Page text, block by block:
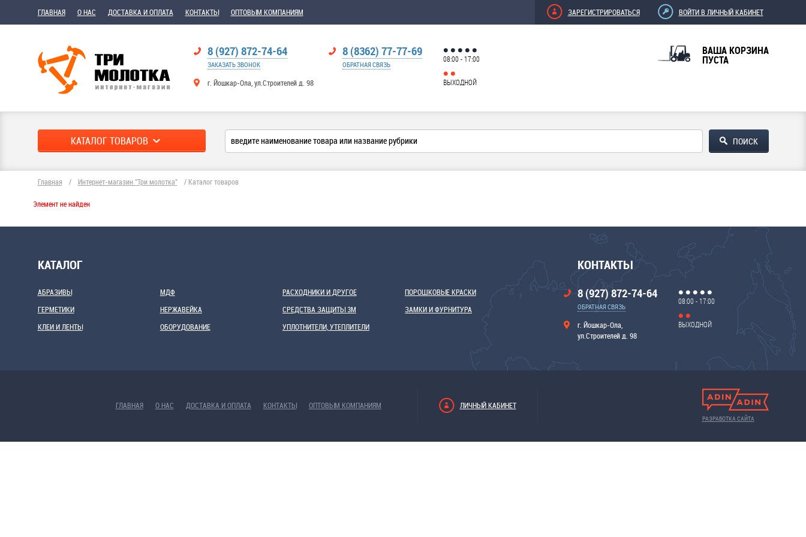
ГЛАВНАЯ О НАС ДОСТАВКА И ОПЛАТА КОНТАКТЫ ОПТОВЫМ КОМПАНИЯМ ЗАРЕГИСТРИРОВАТЬСЯ ВОЙТИ В ЛИЧНЫЙ КАБИНЕТ
8 (927) 872-74-64
ЗАКАЗАТЬ ЗВОНОК
г. Йошкар-Ола, ул.Строителей д. 98
8 (8362) 77-77-69
ОБРАТНАЯ СВЯЗЬ
08:00 - 17:00
ВЫХОДНОЙ
ВАША КОРЗИНА
ПУСТА
КАТАЛОГ ТОВАРОВ
Главная / Интернет-магазин "Три молотка" / Каталог товаров
Элемент не найден
КАТАЛОГ
АБРАЗИВЫ
ГЕРМЕТИКИ
КЛЕИ И ЛЕНТЫ
МДФ
НЕРЖАВЕЙКА
ОБОРУДОВАНИЕ
РАСХОДНИКИ И ДРУГОЕ
СРЕДСТВА ЗАЩИТЫ 3М
УПЛОТНИТЕЛИ, УТЕПЛИТЕЛИ
ПОРОШКОВЫЕ КРАСКИ
ЗАМКИ И ФУРНИТУРА
КОНТАКТЫ
8 (927) 872-74-64
ОБРАТНАЯ СВЯЗЬ
г. Йошкар-Ола,
ул.Строителей д. 98
08:00 - 17:00
ВЫХОДНОЙ
ГЛАВНАЯ О НАС ДОСТАВКА И ОПЛАТА КОНТАКТЫ ОПТОВЫМ КОМПАНИЯМ ЛИЧНЫЙ КАБИНЕТ
РАЗРАБОТКА САЙТА